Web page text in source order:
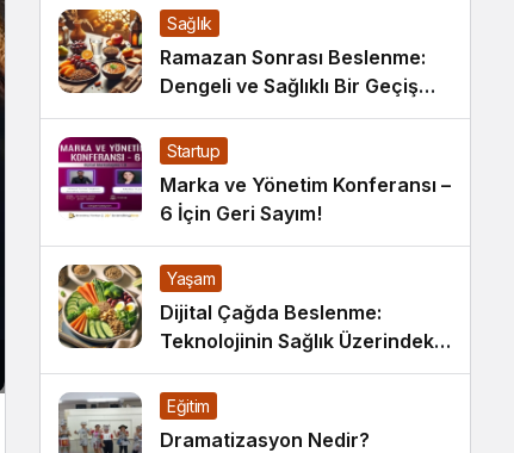
Sağlık
Ramazan Sonrası Beslenme:
Dengeli ve Sağlıklı Bir Geçiş
İçin İpuçları
Startup
Marka ve Yönetim Konferansı –
6 İçin Geri Sayım!
Yaşam
Dijital Çağda Beslenme:
Teknolojinin Sağlık Üzerindeki
Etkileri ve Yeni Alışkanlıklar
Eğitim
Dramatizasyon Nedir?